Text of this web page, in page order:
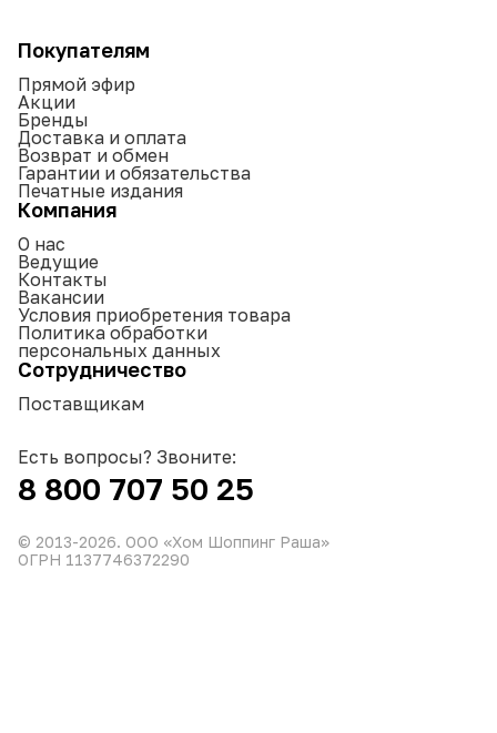
Покупателям
Прямой эфир
Акции
Бренды
Доставка и оплата
Возврат и обмен
Гарантии и обязательства
Печатные издания
Компания
О нас
Ведущие
Контакты
Вакансии
Условия приобретения товара
Политика обработки
персональных данных
Сотрудничество
Поставщикам
Есть вопросы? Звоните:
8 800 707 50 25
© 2013-2026. ООО «Хом Шоппинг Раша»
ОГРН 1137746372290